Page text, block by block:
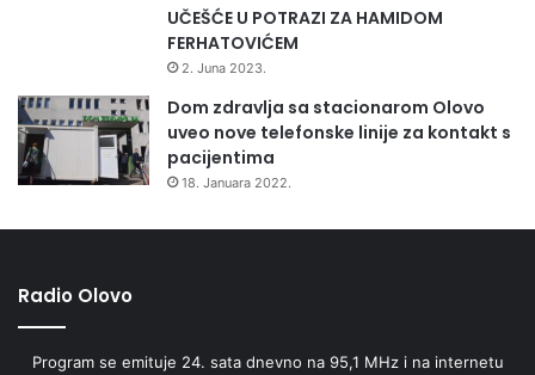
UČEŠĆE U POTRAZI ZA HAMIDOM
FERHATOVIĆEM
2. Juna 2023.
Dom zdravlja sa stacionarom Olovo
uveo nove telefonske linije za kontakt s
pacijentima
18. Januara 2022.
Radio Olovo
Program se emituje 24. sata dnevno na 95,1 MHz i na internetu